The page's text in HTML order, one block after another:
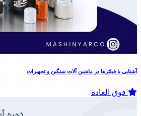
آشنایی با فیلترها در ماشین آلات سنگین و تجهیزات
فوق العاده